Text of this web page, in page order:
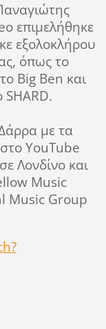
επιμελήθηκε
εξολοκλήρου
όπως το
Big Ben και
με τα
YouTube
Λονδίνο και
Music
Music Group